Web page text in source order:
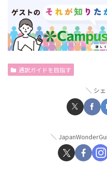
通訳ガイドを目指す
シ